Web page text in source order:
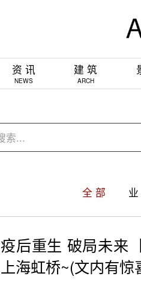
资 讯
NEWS
建 筑
ARCH
全 部
疫后重生 破局未来
上海虹桥~(文内有惊